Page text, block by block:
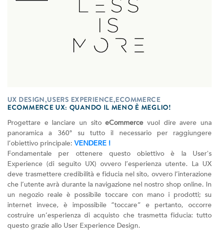
UX DESIGN,USERS EXPERIENCE,ECOMMERCE
ECOMMERCE UX: QUANDO IL MENO È MEGLIO!
Progettare e lanciare un sitoeCommerce vuol dire avere una
panoramica a 360° su tutto il necessario per raggiungere
l’obiettivo principale: VENDERE !
Fondamentale per ottenere questo obiettivo è la User's
Experience (di seguito UX) ovvero l’esperienza utente. La UX
deve trasmettere credibilità e fiducia nel sito, ovvero l’interazione
che l’utente avrà durante la navigazione nel nostro shop online. In
un negozio reale è possibile toccare con mano i prodotti; su
internet invece, è impossibile “toccare” e pertanto, occorre
costruire un’esperienza di acquisto che trasmetta fiducia: tutto
questo grazie allo User Experience Design.